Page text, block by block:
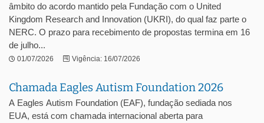
âmbito do acordo mantido pela Fundação com o United
Kingdom Research and Innovation (UKRI), do qual faz parte o
NERC. O prazo para recebimento de propostas termina em 16
de julho...
01/07/2026 Vigência: 16/07/2026
Chamada Eagles Autism Foundation 2026
A Eagles Autism Foundation (EAF), fundação sediada nos
EUA, está com chamada internacional aberta para